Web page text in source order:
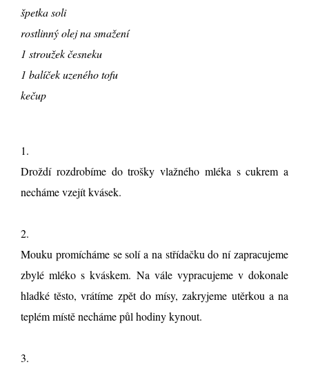
špetka soli
rostlinný olej na smažení
1 stroužek česneku
1 balíček uzeného tofu
kečup
1.
Droždí rozdrobíme do trošky vlažného mléka s cukrem a
necháme vzejít kvásek.
2.
Mouku promícháme se solí a na střídačku do ní zapracujeme
zbylé mléko s kváskem. Na vále vypracujeme v dokonale
hladké těsto, vrátíme zpět do mísy, zakryjeme utěrkou a na
teplém místě necháme půl hodiny kynout.
3.